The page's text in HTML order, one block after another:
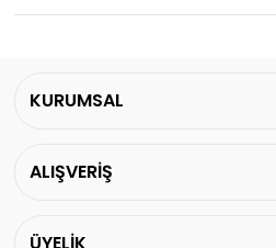
KURUMSAL
ALIŞVERİŞ